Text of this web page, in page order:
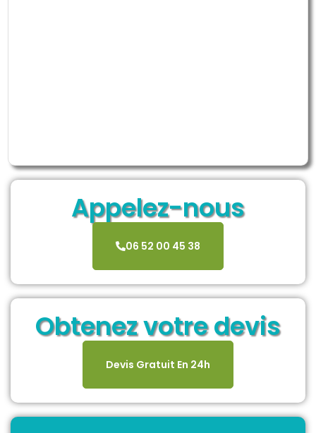
Appelez-nous
06 52 00 45 38
Obtenez votre devis
Devis Gratuit En 24h